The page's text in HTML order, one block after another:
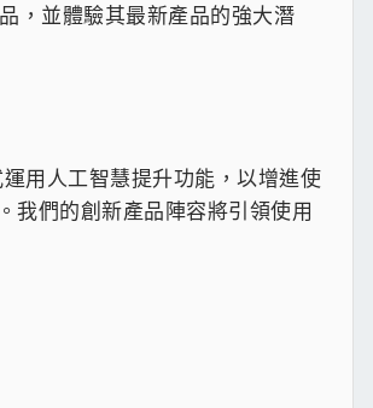
，並體驗其最新產品的強大潛
用人工智慧提升功能，以增進使
我們的創新產品陣容將引領使用